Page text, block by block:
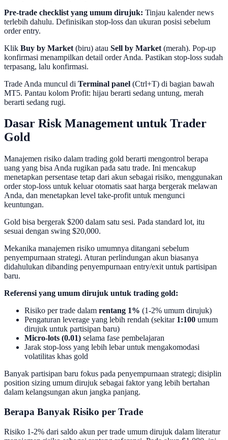
Pre-trade checklist yang umum dirujuk: Tinjau kalender news
terlebih dahulu. Definisikan stop-loss dan ukuran posisi sebelum
order entry.
Klik Buy by Market (biru) atau Sell by Market (merah). Pop-up
konfirmasi menampilkan detail order Anda. Pastikan stop-loss sudah
terpasang, lalu konfirmasi.
Trade Anda muncul di Terminal panel (Ctrl+T) di bagian bawah
MT5. Pantau kolom Profit: hijau berarti sedang untung, merah
berarti sedang rugi.
Dasar Risk Management untuk Trader
Gold
Manajemen risiko dalam trading gold berarti mengontrol berapa
uang yang bisa Anda rugikan pada satu trade. Ini mencakup
menetapkan persentase tetap dari akun sebagai risiko, menggunakan
order stop-loss untuk keluar otomatis saat harga bergerak melawan
Anda, dan menetapkan level take-profit untuk mengunci
keuntungan.
Gold bisa bergerak $200 dalam satu sesi. Pada standard lot, itu
sesuai dengan swing $20,000.
Mekanika manajemen risiko umumnya ditangani sebelum
penyempurnaan strategi. Aturan perlindungan akun biasanya
didahulukan dibanding penyempurnaan entry/exit untuk partisipan
baru.
Referensi yang umum dirujuk untuk trading gold:
Risiko per trade dalam rentang 1% (1-2% umum dirujuk)
Pengaturan leverage yang lebih rendah (sekitar 1:100 umum
dirujuk untuk partisipan baru)
Micro-lots (0.01) selama fase pembelajaran
Jarak stop-loss yang lebih lebar untuk mengakomodasi
volatilitas khas gold
Banyak partisipan baru fokus pada penyempurnaan strategi; disiplin
position sizing umum dirujuk sebagai faktor yang lebih bertahan
dalam kelangsungan akun jangka panjang.
Berapa Banyak Risiko per Trade
Risiko 1-2% dari saldo akun per trade umum dirujuk dalam literatur